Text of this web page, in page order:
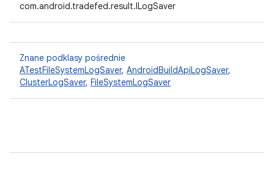
com.android.tradefed.result.ILogSaver
Znane podklasy pośrednie
ATestFileSystemLogSaver, AndroidBuildApiLogSaver,
ClusterLogSaver, FileSystemLogSaver